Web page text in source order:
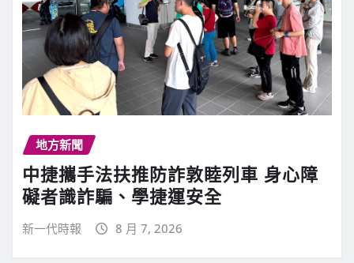
地方新聞
中捷攜手法扶推防詐敦睦列車 身心障
礙者識詐騙、學捷運安全
新一代時報 8 月 7, 2026